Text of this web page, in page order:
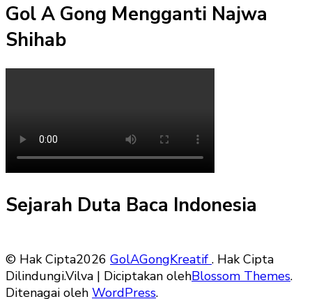
Gol A Gong Mengganti Najwa
Shihab
Sejarah Duta Baca Indonesia
© Hak Cipta2026 GolAGongKreatif . Hak Cipta
Dilindungi.Vilva | Diciptakan olehBlossom Themes.
Ditenagai oleh WordPress.